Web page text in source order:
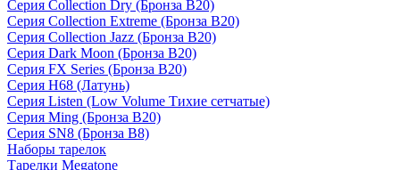
Серия Collection Dry (Бронза B20)
Серия Collection Extreme (Бронза B20)
Серия Collection Jazz (Бронза B20)
Серия Dark Moon (Бронза B20)
Серия FX Series (Бронза B20)
Серия H68 (Латунь)
Серия Listen (Low Volume Тихие сетчатые)
Серия Ming (Бронза B20)
Серия SN8 (Бронза B8)
Наборы тарелок
Тарелки Megatone